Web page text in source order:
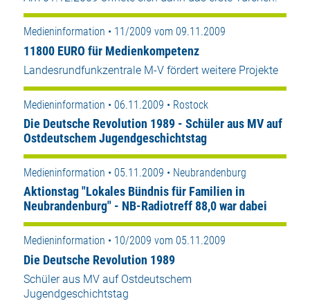
Medieninformation • 11/2009 vom 09.11.2009
11800 EURO für Medienkompetenz
Landesrundfunkzentrale M-V fördert weitere Projekte
Medieninformation • 06.11.2009 • Rostock
Die Deutsche Revolution 1989 - Schüler aus MV auf
Ostdeutschem Jugendgeschichtstag
Medieninformation • 05.11.2009 • Neubrandenburg
Aktionstag "Lokales Bündnis für Familien in
Neubrandenburg" - NB-Radiotreff 88,0 war dabei
Medieninformation • 10/2009 vom 05.11.2009
Die Deutsche Revolution 1989
Schüler aus MV auf Ostdeutschem
Jugendgeschichtstag